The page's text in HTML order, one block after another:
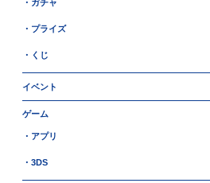
・ガチャ
・プライズ
・くじ
イベント
ゲーム
・アプリ
・3DS